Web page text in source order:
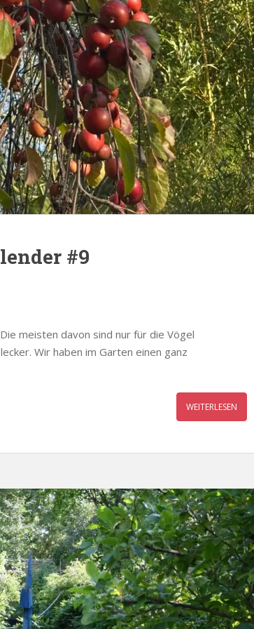
#9
meisten davon sind nur für die Vögel
Wir haben im Garten einen ganz
WEITERLESEN